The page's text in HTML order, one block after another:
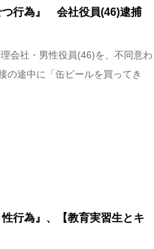
つ行為』 会社役員(46)逮捕
会社・男性役員(46)を、不同意わ
の途中に「缶ビールを買ってき
行為』、【教育実習生とキ